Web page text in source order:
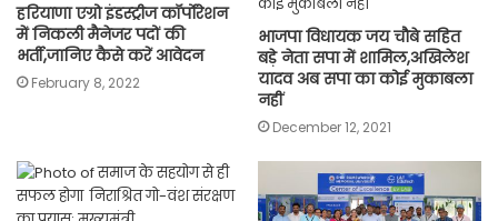
हरियाणा एग्रो इंडस्ट्रीज कॉर्पोरेशन
में निकली मैनेजर पदों की
भर्ती,जानिए कैसे करें आवेदन
February 8, 2022
भाजपा विधायक जय चौबे सहित
बड़े नेता सपा में शामिल,अखिलेश
यादव अब सपा का कोई मुकाबला
नहीं
December 12, 2021